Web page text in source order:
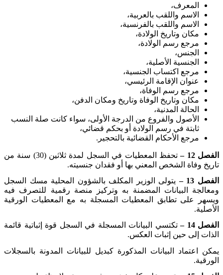
المعرف،
الاسم واللقب بالعربية،
الاسم واللقب بالفرنسية،
مكان وتاريخ الولادة،
مرجع رسم الولادة،
الجنس،
الجنسية الأصلية،
مرجع اكتساب الجنسية،
عنوان الإقامة الرئيسي،
مرجع رسم الوفاة،
مكان وتاريخ الوفاة وتاريخ ومكان الدفن،
الحالة المدنية،
الأصول والفروع من الدرجة الأولى، سواء كانت صلة النسب
ثابتة في رسم الولادة أو بحكم قضائي،
مرجع الأحكام القضائية بالتحجير .
الفصل 12 –
تحفظ المعطيات في السجل لمدة ثلاثين (30) سنة من
تاريخ وفاة الشخص المعني بها أو فقدان جنسيته.
الفصل 13 –
يتولى الوزير المكلف بالشؤون المحلية مسك السجل
ومعالجة البيانات المضمنة به وتركيز منصة رقمية للتصرف فيه
ويسهر على تطابق المعطيات المسجلة به مع المعطيات الورقية
الأصلية.
الفصل 14 –
تكتسي البيانات المسجلة في السجل قوة إثباتية قائمة
الذات إلى حين إثبات العكس.
يمكن اعتماد البيانات المذكورة كبديل للبيانات المدونة بالسجلات
الورقية.